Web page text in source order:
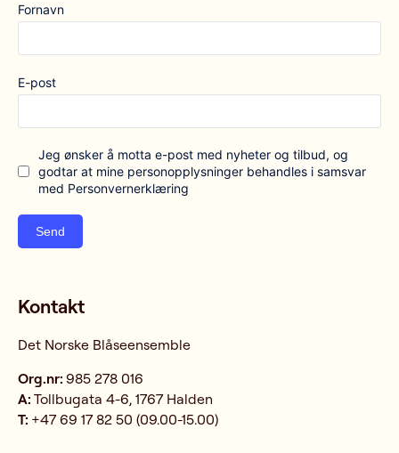
Fornavn
E-post
Jeg ønsker å motta e-post med nyheter og tilbud, og
godtar at mine personopplysninger behandles i samsvar
med Personvernerklæring
Send
Kontakt
Det Norske Blåseensemble
Org.nr: 985 278 016
A: Tollbugata 4-6, 1767 Halden
T: +47 69 17 82 50 (09.00-15.00)